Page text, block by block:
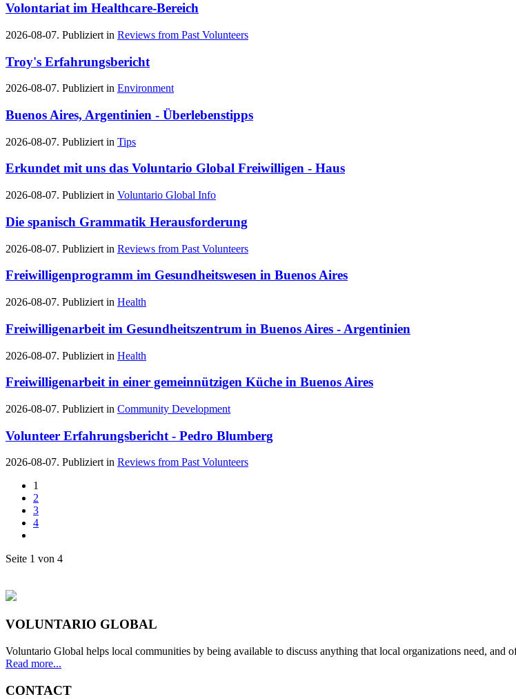
Volontariat im Healthcare-Bereich
2026-08-07. Publiziert in Reviews from Past Volunteers
Troy's Erfahrungsbericht
2026-08-07. Publiziert in Environment
Buenos Aires, Argentinien - Überlebenstipps
2026-08-07. Publiziert in Tips
Erkundet mit uns das Voluntario Global Freiwilligen - Haus
2026-08-07. Publiziert in Voluntario Global Info
Die spanisch Grammatik Herausforderung
2026-08-07. Publiziert in Reviews from Past Volunteers
Freiwilligenprogramm im Gesundheitswesen in Buenos Aires
2026-08-07. Publiziert in Health
Freiwilligenarbeit im Gesundheitszentrum in Buenos Aires - Argentinien
2026-08-07. Publiziert in Health
Freiwilligenarbeit in einer gemeinnützigen Küche in Buenos Aires
2026-08-07. Publiziert in Community Development
Volunteer Erfahrungsbericht - Pedro Blumberg
2026-08-07. Publiziert in Reviews from Past Volunteers
1
2
3
4
Seite 1 von 4
VOLUNTARIO GLOBAL
Voluntario Global helps local communities by being available to discuss anything that local organizations need, and
Read more...
CONTACT